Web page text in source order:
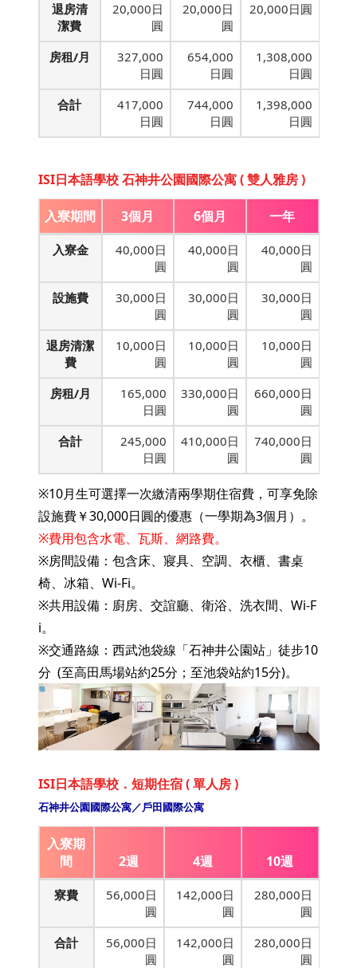
退房清
潔費
20,000日
圓
20,000日
圓
20,000日圓
房租/月
327,000
日圓
654,000
日圓
1,308,000
日圓
合計
417,000
日圓
744,000
日圓
1,398,000
日圓
ISI日本語學校 石神井公園國際公寓 ( 雙人雅房 )
入寮期間 3個月 6個月 一年
入寮金
40,000日
圓
40,000日
圓
40,000日
圓
設施費
30,000日
圓
30,000日
圓
30,000日
圓
退房清潔
費
10,000日
圓
10,000日
圓
10,000日
圓
房租/月
165,000
日圓
330,000日
圓
660,000日
圓
合計
245,000
日圓
410,000日
圓
740,000日
圓
※10月生可選擇一次繳清兩學期住宿費，可享免除
設施費￥30,000日圓的優惠（一學期為3個月）。
※費用包含水電、瓦斯、網路費。
※房間設備：包含床、寢具、空調、衣櫃、書桌
椅、冰箱、Wi-Fi。
※共用設備：廚房、交誼廳、衛浴、洗衣間、Wi-F
i。
※交通路線：西武池袋線「石神井公園站」徒步10
分 (至高田馬場站約25分；至池袋站約15分)。
ISI日本語學校．短期住宿 ( 單人房 )
石神井公園國際公寓／戶田國際公寓
入寮期
間
2週 4週 10週
寮費
56,000日
圓
142,000日
圓
280,000日
圓
合計
56,000日
圓
142,000日
圓
280,000日
圓